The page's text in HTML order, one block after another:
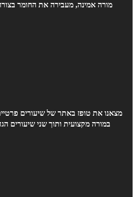
מורה אמינה, מעבירה את החומר
מצאנו את טופז באתר של שיעורים
במורה מקצועית ותוך שני שיעורים